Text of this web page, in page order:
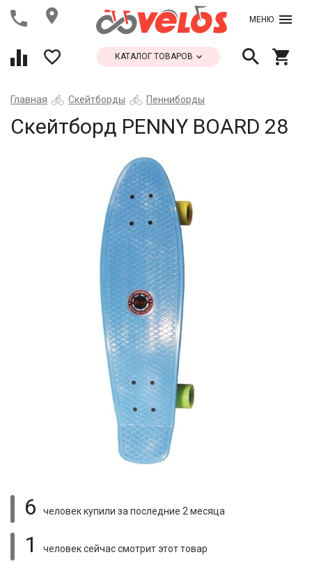
МЕНЮ
КАТАЛОГ ТОВАРОВ
Главная Скейтборды Пенниборды
Скейтборд PENNY BOARD 28
6 человек купили за последние 2 месяца
1 человек сейчас смотритэтот товар